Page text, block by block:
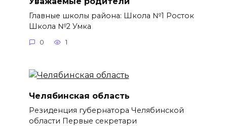
Главные школы района: Школа №1 Росток
Школа №2 Умка
0 1
Челябинская область
Резиденция губернатора Челябинской
области Первые секретари